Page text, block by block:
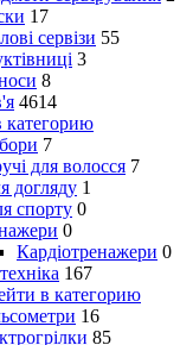
17
сервізи 55
3
8
4614
категорию
7
для волосся 7
догляду 1
спорту 0
0
Кардіотренажери 0
167
в категорию
16
85